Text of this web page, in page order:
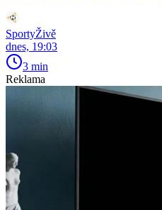
SportyŽivě
dnes, 19:03
3 min
Reklama